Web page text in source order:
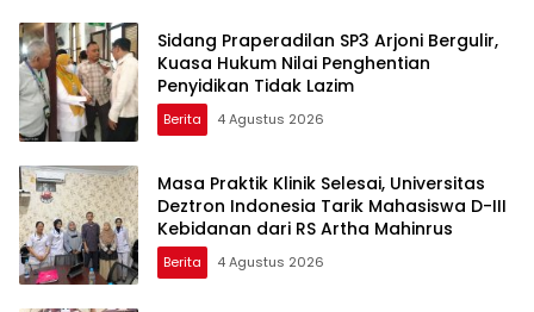
Sidang Praperadilan SP3 Arjoni Bergulir,
Kuasa Hukum Nilai Penghentian
Penyidikan Tidak Lazim
Berita 4 Agustus 2026
Masa Praktik Klinik Selesai, Universitas
Deztron Indonesia Tarik Mahasiswa D-III
Kebidanan dari RS Artha Mahinrus
Berita 4 Agustus 2026